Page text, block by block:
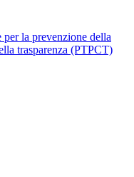
per la prevenzione della
trasparenza (PTPCT)